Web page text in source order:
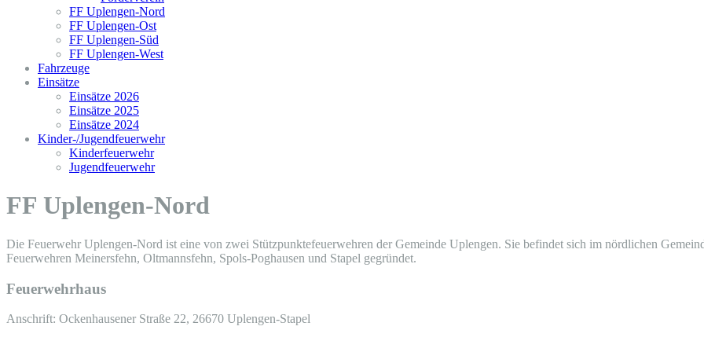
FF Uplengen-Nord
FF Uplengen-Ost
FF Uplengen-Süd
FF Uplengen-West
Fahrzeuge
Einsätze
Einsätze 2026
Einsätze 2025
Einsätze 2024
Kinder-/Jugendfeuerwehr
Kinderfeuerwehr
Jugendfeuerwehr
FF Uplengen-Nord
Die Feuerwehr Uplengen-Nord ist eine von zwei Stützpunktefeuerwehren der Gemeinde Uplengen. Sie befindet sich im nördlichen
Feuerwehren Meinersfehn, Oltmannsfehn, Spols-Poghausen und Stapel gegründet.
Feuerwehrhaus
Anschrift: Ockenhausener Straße 22, 26670 Uplengen-Stapel